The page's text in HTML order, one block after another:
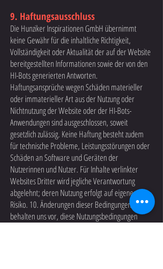
9. Haftungsausschluss
Die Hunziker Inspirationen GmbH übernimmt
keine Gewähr für die inhaltliche Richtigkeit,
Vollständigkeit oder Aktualität der auf der Website
bereitgestellten Informationen sowie der von den
HI-Bots generierten Antworten.
Haftungsansprüche wegen Schäden materieller
oder immaterieller Art aus der Nutzung oder
Nichtnutzung der Website oder der HI-Bots-
Anwendungen sind ausgeschlossen, soweit
gesetzlich zulässig. Keine Haftung besteht zudem
für technische Probleme, Leistungsstörungen oder
Schäden an Software und Geräten der
Nutzerinnen und Nutzer. Für Inhalte verlinkter
Websites Dritter wird jegliche Verantwortung
abgelehnt; deren Nutzung erfolgt auf eigenes
Risiko. 10. Änderungen dieser Bedingungen Wir
behalten uns vor, diese Nutzungsbedingungen